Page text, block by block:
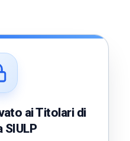
ai Titolari di
SIULP